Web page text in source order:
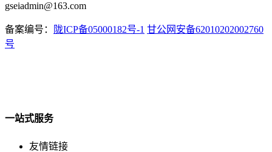
gseiadmin@163.com
备案编号： 陇ICP备05000182号-1 甘公网安备62010202002760
号
一站式服务
友情链接